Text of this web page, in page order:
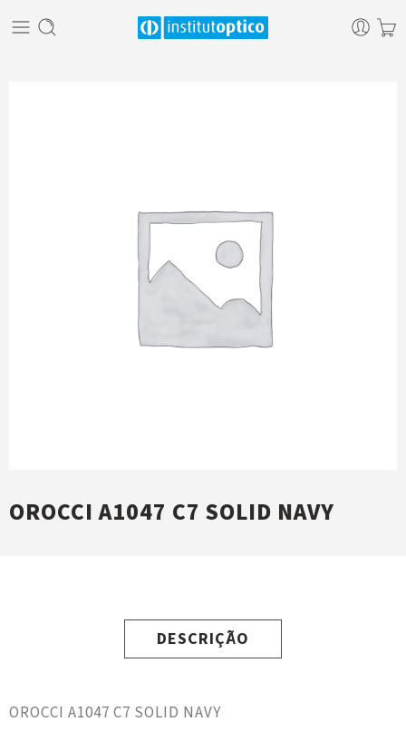
OROCCI A1047 C7 SOLID NAVY
DESCRIÇÃO
OROCCI A1047 C7 SOLID NAVY